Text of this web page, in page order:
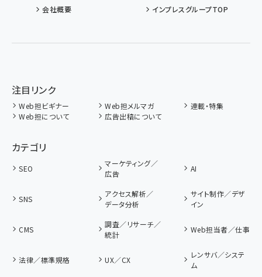
会社概要
インプレスグループTOP
注目リンク
Web担ビギナー Web担メルマガ
連載・特集
Web担について
広告出稿について
カテゴリ
SEO
マーケティング／
広告
AI
SNS
アクセス解析／
データ分析
サイト制作／デザ
イン
CMS
調査／リサーチ／
統計
Web担当者／仕事
法律／標準規格 UX／CX
レンサバ／システ
ム